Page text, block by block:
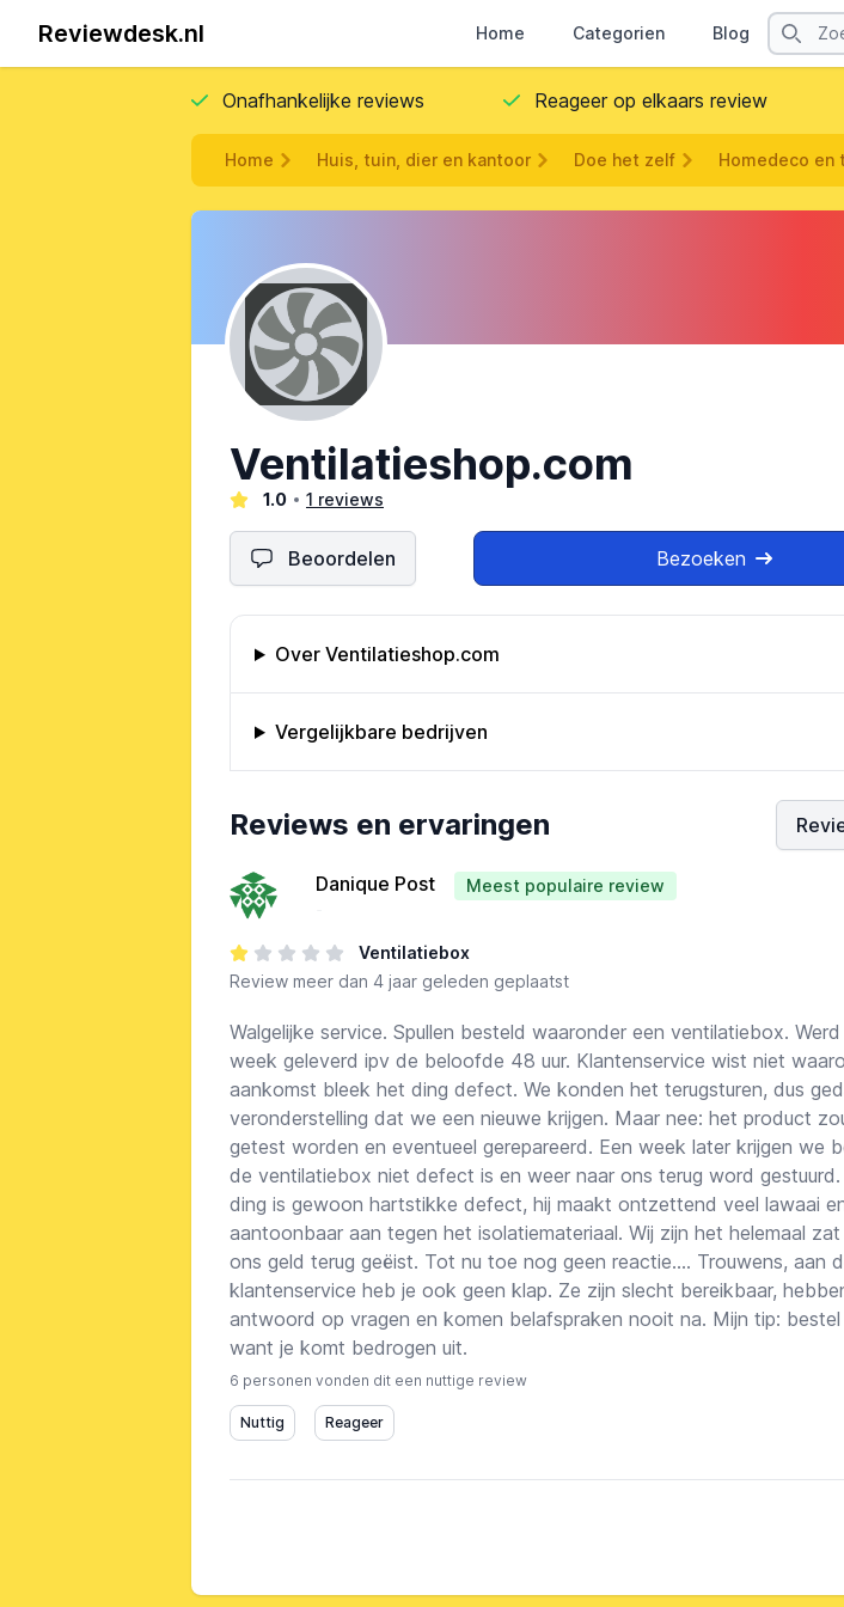
Reviewdesk.nl Home Categorien Blog
Search
Onafhankelijke reviews Reageer op elkaars review
Home Huis, tuin, dier en kantoor Doe het zelf Homedeco en
Ventilatieshop.com
1.0 1 reviews
Beoordelen Bezoeken
Omschrijving bedrijf
Over Ventilatieshop.com
Vergelijkbare bedrijven
Bedrijfs reviews
Reviews en ervaringen
Danique Post Meest populaire review
Ventilatiebox
Review meer dan 4 jaar geleden geplaatst
Walgelijke service. Spullen besteld waaronder een ventilatiebox. Werd
week geleverd ipv de beloofde 48 uur. Klantenservice wist niet
aankomst bleek het ding defect. We konden het terugsturen, dus
veronderstelling dat we een nieuwe krijgen. Maar nee: het product
getest worden en eventueel gerepareerd. Een week later krijgen we
de ventilatiebox niet defect is en weer naar ons terug word
ding is gewoon hartstikke defect, hij maakt ontzettend veel lawaai
aantoonbaar aan tegen het isolatiemateriaal. Wij zijn het helemaal
ons geld terug geëist. Tot nu toe nog geen reactie.... Trouwens, aan
klantenservice heb je ook geen klap. Ze zijn slecht bereikbaar,
antwoord op vragen en komen belafspraken nooit na. Mijn tip: bestel
want je komt bedrogen uit.
6 personen vonden dit een nuttige review